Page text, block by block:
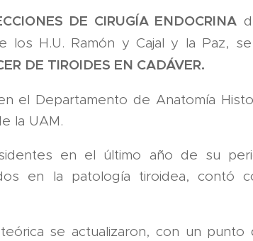
DE CIRUGÍA ENDOCRINA
los H.U. Ramón y Cajal y la Paz,
DE TIROIDES EN CADÁVER.
el Departamento de Anatomía
la UAM.
en el último año de su
en la patología tiroidea, contó
se actualizaron, con un punto